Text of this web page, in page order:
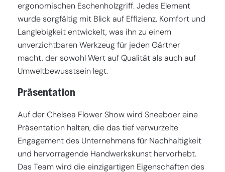
ergonomischen Eschenholzgriff. Jedes Element
wurde sorgfältig mit Blick auf Effizienz, Komfort und
Langlebigkeit entwickelt, was ihn zu einem
unverzichtbaren Werkzeug für jeden Gärtner
macht, der sowohl Wert auf Qualität als auch auf
Umweltbewusstsein legt.
Präsentation
Auf der Chelsea Flower Show wird Sneeboer eine
Präsentation halten, die das tief verwurzelte
Engagement des Unternehmens für Nachhaltigkeit
und hervorragende Handwerkskunst hervorhebt.
Das Team wird die einzigartigen Eigenschaften des